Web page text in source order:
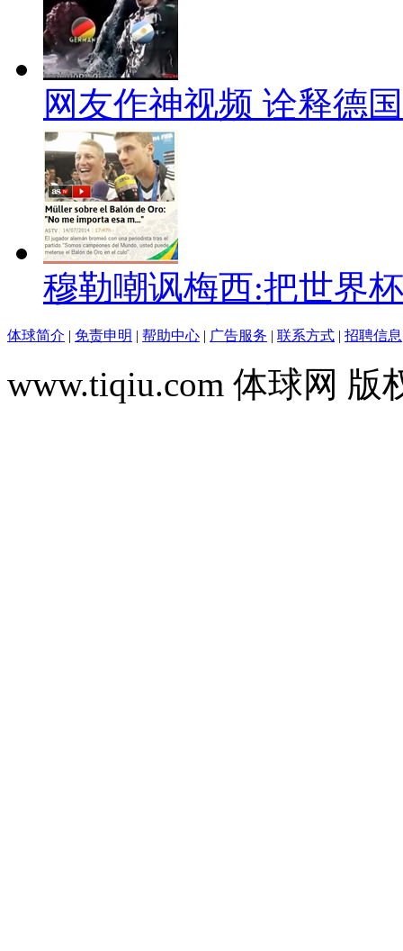
网友作神视频 诠释德
穆勒嘲讽梅西:把世界
体球简介 | 免责申明 | 帮助中心 | 广告服务 | 联系方式 | 招聘信息
www.tiqiu.com 体球网 版